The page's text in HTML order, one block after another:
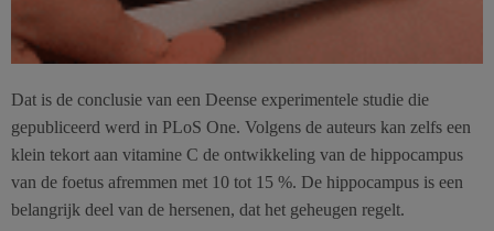
Dat is de conclusie van een Deense experimentele studie die
gepubliceerd werd in PLoS One. Volgens de auteurs kan zelfs een
klein tekort aan vitamine C de ontwikkeling van de hippocampus
van de foetus afremmen met 10 tot 15 %. De hippocampus is een
belangrijk deel van de hersenen, dat het geheugen regelt.